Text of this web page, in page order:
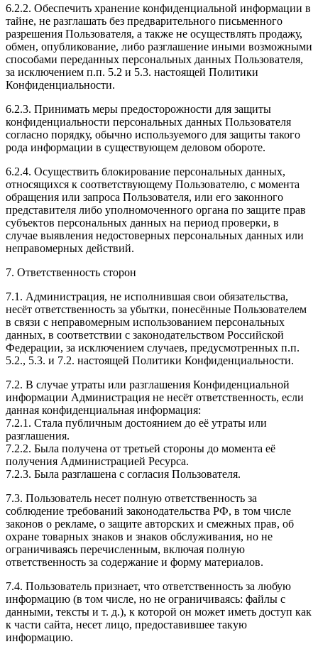
6.2.2. Обеспечить хранение конфиденциальной информации в
тайне, не разглашать без предварительного письменного
разрешения Пользователя, а также не осуществлять продажу,
обмен, опубликование, либо разглашение иными возможными
способами переданных персональных данных Пользователя,
за исключением п.п. 5.2 и 5.3. настоящей Политики
Конфиденциальности.
6.2.3. Принимать меры предосторожности для защиты
конфиденциальности персональных данных Пользователя
согласно порядку, обычно используемого для защиты такого
рода информации в существующем деловом обороте.
6.2.4. Осуществить блокирование персональных данных,
относящихся к соответствующему Пользователю, с момента
обращения или запроса Пользователя, или его законного
представителя либо уполномоченного органа по защите прав
субъектов персональных данных на период проверки, в
случае выявления недостоверных персональных данных или
неправомерных действий.
7. Ответственность сторон
7.1. Администрация, не исполнившая свои обязательства,
несёт ответственность за убытки, понесённые Пользователем
в связи с неправомерным использованием персональных
данных, в соответствии с законодательством Российской
Федерации, за исключением случаев, предусмотренных п.п.
5.2., 5.3. и 7.2. настоящей Политики Конфиденциальности.
7.2. В случае утраты или разглашения Конфиденциальной
информации Администрация не несёт ответственность, если
данная конфиденциальная информация:
7.2.1. Стала публичным достоянием до её утраты или
разглашения.
7.2.2. Была получена от третьей стороны до момента её
получения Администрацией Ресурса.
7.2.3. Была разглашена с согласия Пользователя.
7.3. Пользователь несет полную ответственность за
соблюдение требований законодательства РФ, в том числе
законов о рекламе, о защите авторских и смежных прав, об
охране товарных знаков и знаков обслуживания, но не
ограничиваясь перечисленным, включая полную
ответственность за содержание и форму материалов.
7.4. Пользователь признает, что ответственность за любую
информацию (в том числе, но не ограничиваясь: файлы с
данными, тексты и т. д.), к которой он может иметь доступ как
к части сайта, несет лицо, предоставившее такую
информацию.